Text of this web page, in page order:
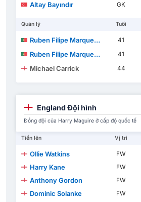
Altay Bayındır
GK
Quản lý Tuổi
Ruben Filipe Marques Amorim 41
Ruben Filipe Marques Amorim 41
Michael Carrick 44
England Đội hình
Đồng đội của Harry Maguire ở cấp độ quốc tế
Tiến lên Vị trí
Ollie Watkins FW
Harry Kane
FW
Anthony Gordon
FW
Dominic Solanke
FW